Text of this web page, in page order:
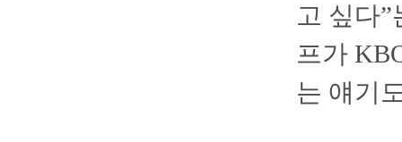
고 싶다
프가
는 얘기